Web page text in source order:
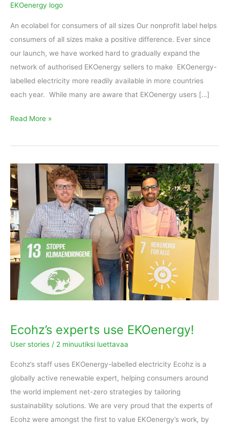
EKOenergy logo
An ecolabel for consumers of all sizes Our nonprofit label helps
consumers of all sizes make a positive difference. Ever since
our launch, we have worked hard to gradually expand the
network of authorised EKOenergy sellers to make EKOenergy-
labelled electricity more readily available in more countries
each year. While many are aware that EKOenergy users […]
Read More »
Ecohz’s experts use EKOenergy!
User stories / 2 minuutiksi luettavaa
Ecohz’s staff uses EKOenergy-labelled electricity Ecohz is a
globally active renewable expert, helping consumers around
the world implement net-zero strategies by tailoring
sustainability solutions. We are very proud that the experts of
Ecohz were amongst the first to value EKOenergy’s work, by
Ecohz’s
experts
use
EKOenergy!